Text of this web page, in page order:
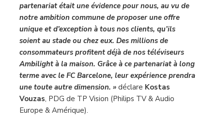
partenariat était une évidence pour nous, au vu de
notre ambition commune de proposer une offre
unique et d’exception à tous nos clients, qu’ils
soient au stade ou chez eux. Des millions de
consommateurs profitent déjà de nos téléviseurs
Ambilight à la maison. Grâce à ce partenariat à long
terme avec le FC Barcelone, leur expérience prendra
une toute autre dimension. » déclare Kostas
Vouzas, PDG de TP Vision (Philips TV & Audio
Europe & Amérique).